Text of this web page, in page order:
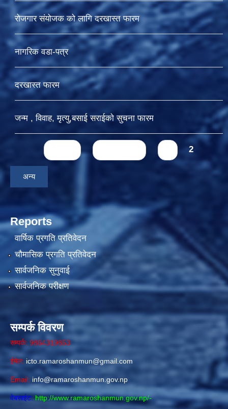
रोजगार संयोजक को लागि दरखास्त फारम
नागरिक वडा-पत्र
दरखास्त फारम
जन्म , विवाह, मृत्यु,बसाई सराईकाे सुचना फारम
Pages 2
अन्य
Reports
वार्षिक प्रगति प्रतिवेदन
चौमासिक प्रगति प्रतिवेदन
सार्वजनिक सुनुवाई
सार्वजनिक परीक्षण
सम्पर्क विवरण
सम्पर्क: 9864319853
ईमेल: icto.ramaroshanmun@gmail.com
Email: info@ramaroshanmun.gov.np
वेबसाईट:http://www.ramaroshanmun.gov.np/-